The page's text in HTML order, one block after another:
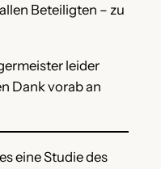
Beteiligten – zu
leider
Dank vorab an
eine Studie des